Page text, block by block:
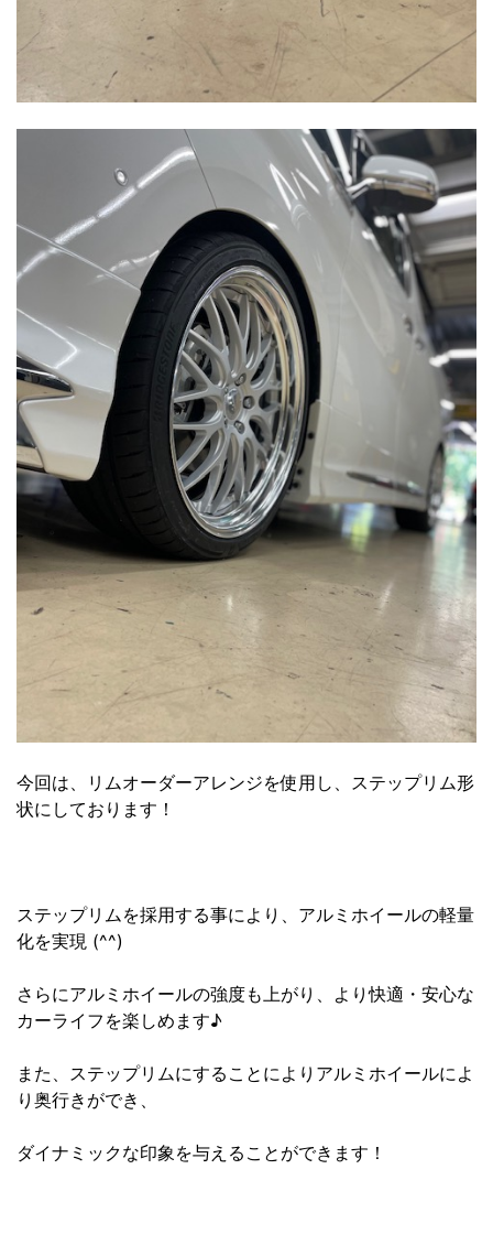
今回は、リムオーダーアレンジを使用し、ステップリム形
状にしております！
ステップリムを採用する事により、アルミホイールの軽量
化を実現 (^^)
さらにアルミホイールの強度も上がり、より快適・安心な
カーライフを楽しめます♪
また、ステップリムにすることによりアルミホイールによ
り奥行きができ、
ダイナミックな印象を与えることができます！